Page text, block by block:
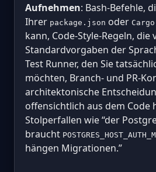
Aufnehmen: Bash-Befehle,
Ihrer package.json oder
kann, Code-Style-Regeln, die
Standardvorgaben der
Test Runner, den Sie
möchten, Branch- und PR-
architektonische
offensichtlich aus dem Code
Stolperfallen wie “der
braucht
hängen Migrationen.”